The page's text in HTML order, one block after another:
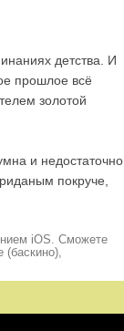
детства. И
прошлое всё
золотой
и недостаточно
покруче,
iOS. Сможете
(баскино),